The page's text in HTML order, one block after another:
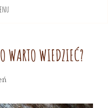
WARTO WIEDZIEĆ?
comment